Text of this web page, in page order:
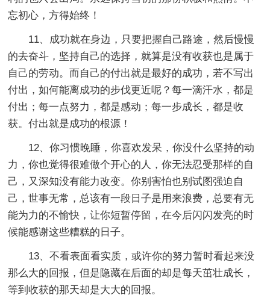
忘初心，方得始终！
11、成功就在身边，只要把握自己路途，然后慢慢
的去奋斗，坚持自己的选择，就算是没有收获也是属于
自己的劳动。而自己的付出就是最好的成功，若不写出
付出，如何能离成功的步伐更近呢？每一滴汗水，都是
付出；每一点努力，都是感动；每一步成长，都是收
获。付出就是成功的根源！
12、你习惯晚睡，你喜欢发呆，你没什么坚持的动
力，你也觉得很难做个开心的人，你无法忍受那样的自
己，又深知没有能力改变。你别害怕也别试图强迫自
己，世事无常，总该有一段日子是用来浪费，总要有无
能为力的不愉快，让你短暂停留，在今后闪闪发亮的时
候能感谢这些糟糕的日子。
13、不看表面看实质，或许你的努力暂时看起来没
那么大的回报，但是隐藏在后面的却是每天茁壮成长，
等到收获的那天却是大大的回报。